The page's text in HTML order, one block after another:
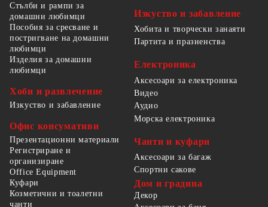
Стълби и рампи за
домашни любимци
Пособия за сресване и
постригване на домашни
любимци
Изделия за домашни
любимци
Хоби и развлечение
Изкуство и забавление
Офис консумативи
Презентационни материали
Регистриране и
организиране
Office Equipment
Изкуство и забавление
Хобита и творчески занаяти
Партита и празненства
Електроника
Аксесоари за електроника
Видео
Аудио
Морска електроника
Чанти и куфари
Аксесоари за багаж
Спортни сакове
Куфари
Козметични и тоалетни
чанти
Дом и градина
Декор